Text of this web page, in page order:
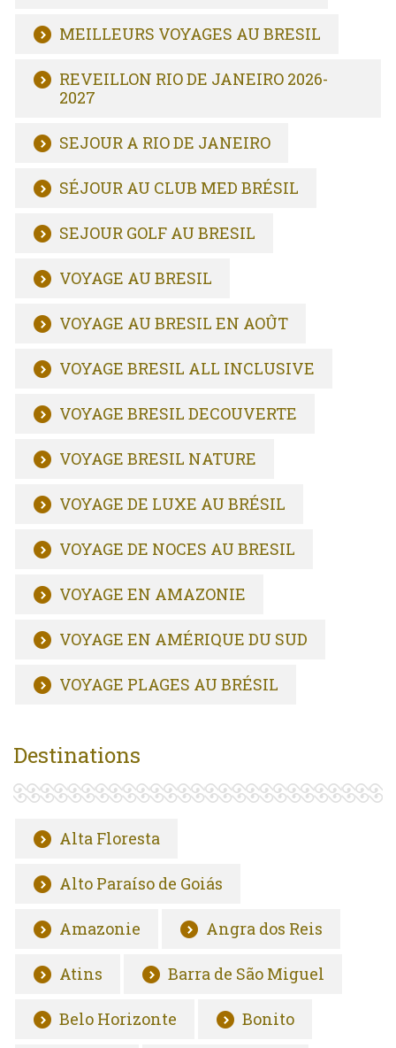
MEILLEURS VOYAGES AU BRESIL
REVEILLON RIO DE JANEIRO 2026-
2027
SEJOUR A RIO DE JANEIRO
SÉJOUR AU CLUB MED BRÉSIL
SEJOUR GOLF AU BRESIL
VOYAGE AU BRESIL
VOYAGE AU BRESIL EN AOÛT
VOYAGE BRESIL ALL INCLUSIVE
VOYAGE BRESIL DECOUVERTE
VOYAGE BRESIL NATURE
VOYAGE DE LUXE AU BRÉSIL
VOYAGE DE NOCES AU BRESIL
VOYAGE EN AMAZONIE
VOYAGE EN AMÉRIQUE DU SUD
VOYAGE PLAGES AU BRÉSIL
Destinations
Alta Floresta
Alto Paraíso de Goiás
Amazonie Angra dos Reis
Atins Barra de São Miguel
Belo Horizonte Bonito